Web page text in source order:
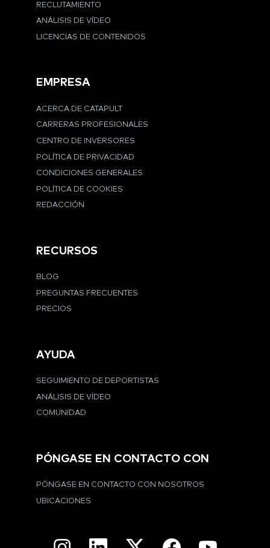
RECLUTAMIENTO
ANÁLISIS DE VÍDEO
LICENCIAS DE CONTENIDOS
EMPRESA
ACERCA DE CATAPULT
CARRERAS PROFESIONALES
CENTRO DE INVERSORES
POLÍTICA DE PRIVACIDAD
CONDICIONES GENERALES
POLÍTICA DE COOKIES
REDACCIÓN
RECURSOS
BLOG
PREGUNTAS FRECUENTES
PRECIOS
AYUDA
SEGUIMIENTO DE DEPORTISTAS
ANÁLISIS DE VÍDEO
COMUNIDAD
PÓNGASE EN CONTACTO CON
PÓNGASE EN CONTACTO CON NOSOTROS
UBICACIONES